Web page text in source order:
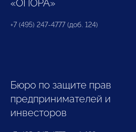
«ОПОРА»
+7 (495) 247-4777 (доб. 124)
Бюро по защите прав
предпринимателей и
инвесторов